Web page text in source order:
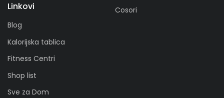
Linkovi
Blog
Kalorijska tablica
Fitness Centri
Shop list
Sve za Dom
Cosori